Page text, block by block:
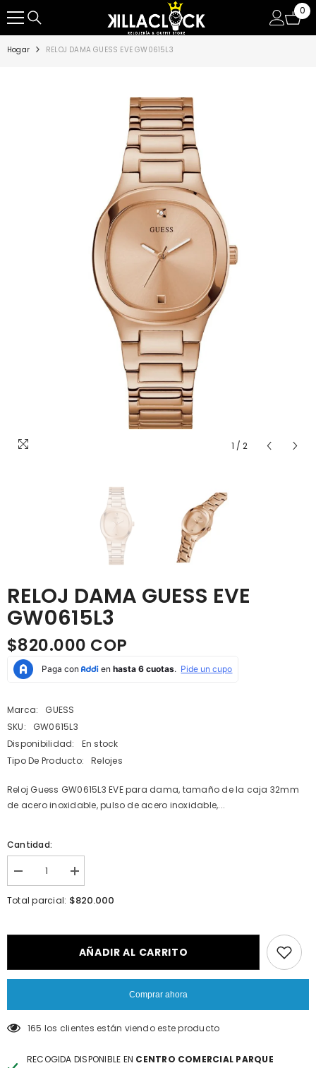
0
0
Hogar RELOJ DAMA GUESS EVE GW0615L3
1 / 2
RELOJ DAMA GUESS EVE
GW0615L3
$820.000 COP
Marca:
GUESS
SKU:
GW0615L3
Disponibilidad:
En stock
Tipo De Producto:
Relojes
Reloj Guess GW0615L3 EVE para dama, tamaño de la caja 32mm
de acero inoxidable, pulso de acero inoxidable,...
Cantidad:
Error:
Missing
interpolation
cantidad
de
I18n
Error:
Missing
&quot;Aumentar
cantidad
de
Total parcial: $820.000
AÑADIR AL CARRITO
Comprar ahora
165 los clientes están viendo este producto
RECOGIDA DISPONIBLE EN CENTRO COMERCIAL PARQUE